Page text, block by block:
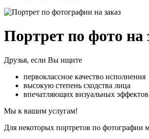
Портрет по фото на
Друзья, если Вы ищите
первоклассное качество исполнения
высокую степень сходства лица
впечатляющих визуальных эффектов
Мы к вашим услугам!
Для некоторых портретов по фотографии